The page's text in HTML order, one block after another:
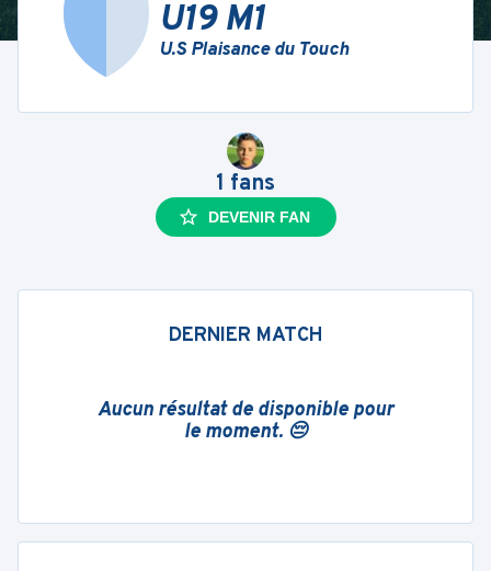
U19 M1
U.S Plaisance du Touch
1 fans
DEVENIR FAN
DERNIER MATCH
Aucun résultat de disponible pour
le moment. 😔